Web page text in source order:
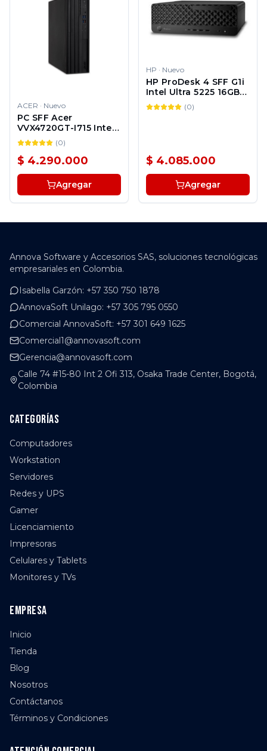
ACER · Nuevo
PC SFF Acer
VVX4720GT-I715 Intel
i7 14700 16GB 512GB
SSD Windows 11
(0)
$ 4.290.000
Agregar
HP · Nuevo
HP ProDesk 4 SFF G1i
Intel Ultra 5225 16GB
512GB SSD Windows
11 Pro 1Y + UJ0F4E 3Y
(0)
$ 4.085.000
Agregar
Annova Software y Accesorios SAS, soluciones tecnológicas
empresariales en Colombia.
Isabella Garzón: +57 350 750 1878
AnnovaSoft Unilago: +57 305 795 0550
Comercial AnnovaSoft: +57 301 649 1625
Comercial1@annovasoft.com
Gerencia@annovasoft.com
Calle 74 #15-80 Int 2 Ofi 313, Osaka Trade Center, Bogotá,
Colombia
Categorías
Computadores
Workstation
Servidores
Redes y UPS
Gamer
Licenciamiento
Impresoras
Celulares y Tablets
Monitores y TVs
Empresa
Inicio
Tienda
Blog
Nosotros
Contáctanos
Términos y Condiciones